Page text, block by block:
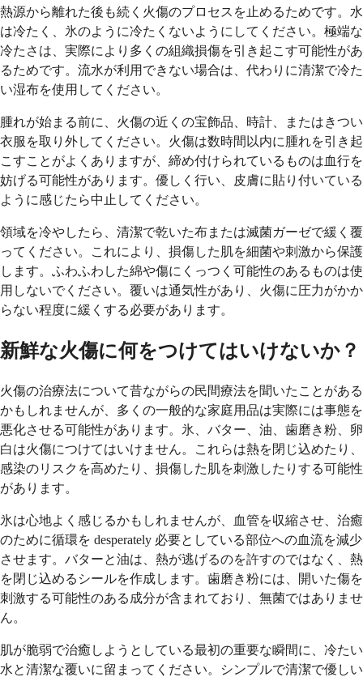
熱源から離れた後も続く火傷のプロセスを止めるためです。水
は冷たく、氷のように冷たくないようにしてください。極端な
冷たさは、実際により多くの組織損傷を引き起こす可能性があ
るためです。流水が利用できない場合は、代わりに清潔で冷た
い湿布を使用してください。
腫れが始まる前に、火傷の近くの宝飾品、時計、またはきつい
衣服を取り外してください。火傷は数時間以内に腫れを引き起
こすことがよくありますが、締め付けられているものは血行を
妨げる可能性があります。優しく行い、皮膚に貼り付いている
ように感じたら中止してください。
領域を冷やしたら、清潔で乾いた布または滅菌ガーゼで緩く覆
ってください。これにより、損傷した肌を細菌や刺激から保護
します。ふわふわした綿や傷にくっつく可能性のあるものは使
用しないでください。覆いは通気性があり、火傷に圧力がかか
らない程度に緩くする必要があります。
新鮮な火傷に何をつけてはいけないか？
火傷の治療法について昔ながらの民間療法を聞いたことがある
かもしれませんが、多くの一般的な家庭用品は実際には事態を
悪化させる可能性があります。氷、バター、油、歯磨き粉、卵
白は火傷につけてはいけません。これらは熱を閉じ込めたり、
感染のリスクを高めたり、損傷した肌を刺激したりする可能性
があります。
氷は心地よく感じるかもしれませんが、血管を収縮させ、治癒
のために循環を desperately 必要としている部位への血流を減少
させます。バターと油は、熱が逃げるのを許すのではなく、熱
を閉じ込めるシールを作成します。歯磨き粉には、開いた傷を
刺激する可能性のある成分が含まれており、無菌ではありませ
ん。
肌が脆弱で治癒しようとしている最初の重要な瞬間に、冷たい
水と清潔な覆いに留まってください。シンプルで清潔で優しい